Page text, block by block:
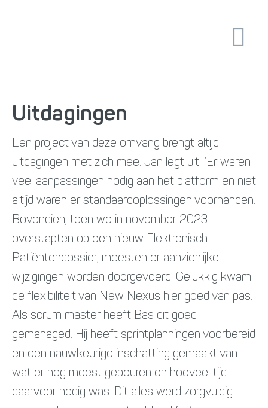
Uitdagingen
Een project van deze omvang brengt altijd
uitdagingen met zich mee. Jan legt uit: ‘Er waren
veel aanpassingen nodig aan het platform en niet
altijd waren er standaardoplossingen voorhanden.
Bovendien, toen we in november 2023
overstapten op een nieuw Elektronisch
Patiëntendossier, moesten er aanzienlijke
wijzigingen worden doorgevoerd. Gelukkig kwam
de flexibiliteit van New Nexus hier goed van pas.
Als scrum master heeft Bas dit goed
gemanaged. Hij heeft sprintplanningen voorbereid
en een nauwkeurige inschatting gemaakt van
wat er nog moest gebeuren en hoeveel tijd
daarvoor nodig was. Dit alles werd zorgvuldig